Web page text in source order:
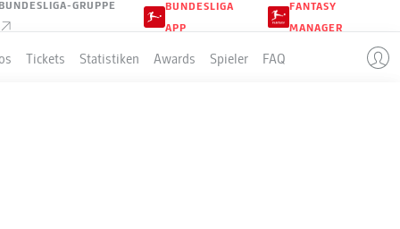
GRUPPE
BUNDESLIGA
APP
FANTASY
MANAGER
Tickets Statistiken Awards Spieler FAQ